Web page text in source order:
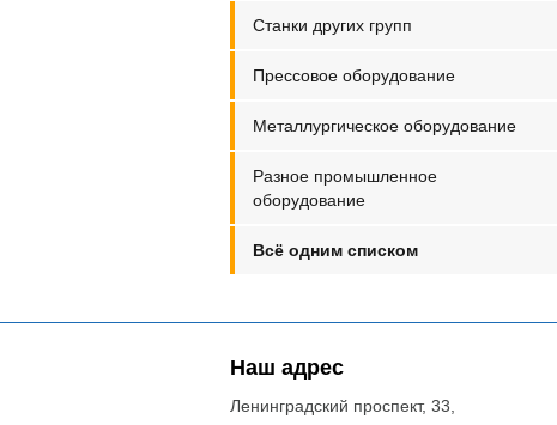
станки других групп
прессовое оборудование
металлургическое оборудование
разное промышленное
оборудование
всё одним списком
Наш адрес
Ленинградский проспект, 33,